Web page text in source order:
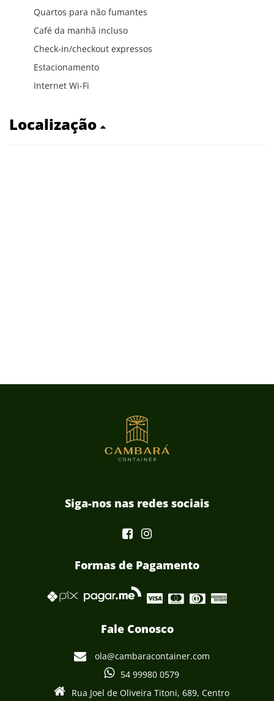
Quartos para não fumantes
Café da manhã incluso
Check-in/checkout expressos
Estacionamento
Internet Wi-Fi
Localização
Siga-nos nas redes sociais
Formas de Pagamento
Fale Conosco
ola@cambaracontainer.com
54 99980 0579
Rua Joel de Oliveira Titoni, 689, Centro